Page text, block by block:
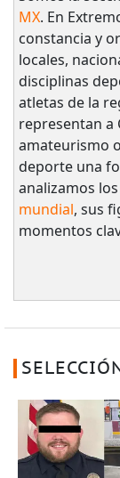
MX. En
constancia y
locales,
disciplinas
atletas de la
representan a
amateurismo
deporte una
analizamos
mundial, sus
momentos